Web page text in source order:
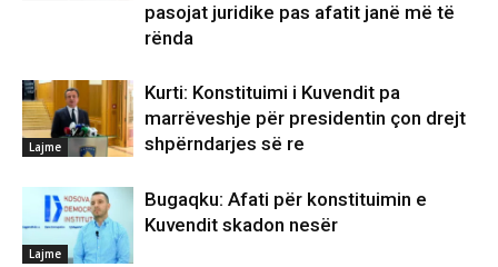
pasojat juridike pas afatit janë më të
rënda
Lajme
Kurti: Konstituimi i Kuvendit pa
marrëveshje për presidentin çon drejt
shpërndarjes së re
Lajme
Bugaqku: Afati për konstituimin e
Kuvendit skadon nesër